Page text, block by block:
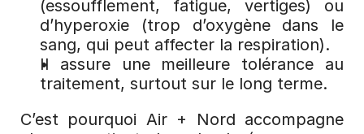
(essoufflement, fatigue, vertiges) ou
d’hyperoxie (trop d’oxygène dans le
sang, qui peut affecter la respiration).
Il assure une meilleure tolérance au
traitement, surtout sur le long terme.
C’est pourquoi Air + Nord accompagne